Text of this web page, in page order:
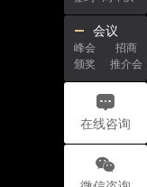
会议
峰会
招商
颁奖
推介会
在线咨询